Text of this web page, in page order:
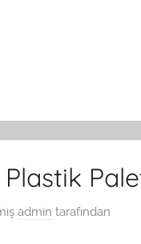
admin tarafından